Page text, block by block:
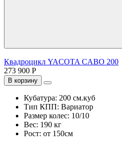
Квадроцикл YACOTA CABO 200
273 900 Р
В корзину
Кубатура: 200 см.куб
Тип КПП: Вариатор
Размер колес: 10/10
Вес: 190 кг
Рост: от 150см